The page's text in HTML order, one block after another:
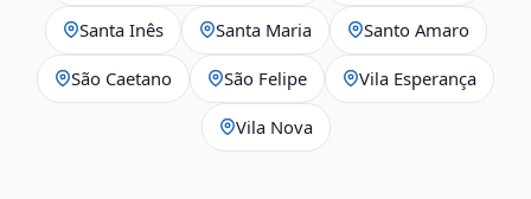
Santa Inês Santa Maria Santo Amaro
São Caetano São Felipe Vila Esperança
Vila Nova